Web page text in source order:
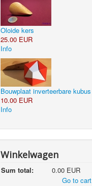
Oloide kers
25.00 EUR
Info
Bouwplaat inverteerbare kubus
10.00 EUR
Info
Winkelwagen
Sum total:
0.00 EUR
Go to cart